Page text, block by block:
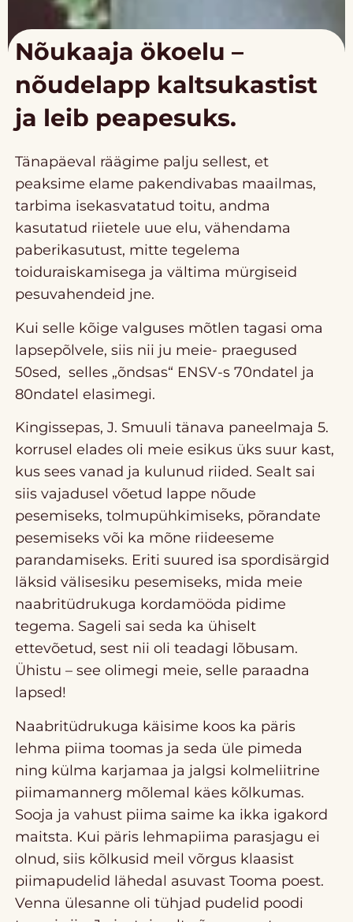
Nõukaaja ökoelu –
nõudelapp kaltsukastist
ja leib peapesuks.
Tänapäeval räägime palju sellest, et
peaksime elame pakendivabas maailmas,
tarbima isekasvatatud toitu, andma
kasutatud riietele uue elu, vähendama
paberikasutust, mitte tegelema
toiduraiskamisega ja vältima mürgiseid
pesuvahendeid jne.
Kui selle kõige valguses mõtlen tagasi oma
lapsepõlvele, siis nii ju meie- praegused
50sed, selles „õndsas“ ENSV-s 70ndatel ja
80ndatel elasimegi.
Kingissepas, J. Smuuli tänava paneelmaja 5.
korrusel elades oli meie esikus üks suur kast,
kus sees vanad ja kulunud riided. Sealt sai
siis vajadusel võetud lappe nõude
pesemiseks, tolmupühkimiseks, põrandate
pesemiseks või ka mõne riideeseme
parandamiseks. Eriti suured isa spordisärgid
läksid välisesiku pesemiseks, mida meie
naabritüdrukuga kordamööda pidime
tegema. Sageli sai seda ka ühiselt
ettevõetud, sest nii oli teadagi lõbusam.
Ühistu – see olimegi meie, selle paraadna
lapsed!
Naabritüdrukuga käisime koos ka päris
lehma piima toomas ja seda üle pimeda
ning külma karjamaa ja jalgsi kolmeliitrine
piimamannerg mõlemal käes kõlkumas.
Sooja ja vahust piima saime ka ikka igakord
maitsta. Kui päris lehmapiima parasjagu ei
olnud, siis kõlkusid meil võrgus klaasist
piimapudelid lähedal asuvast Tooma poest.
Venna ülesanne oli tühjad pudelid poodi